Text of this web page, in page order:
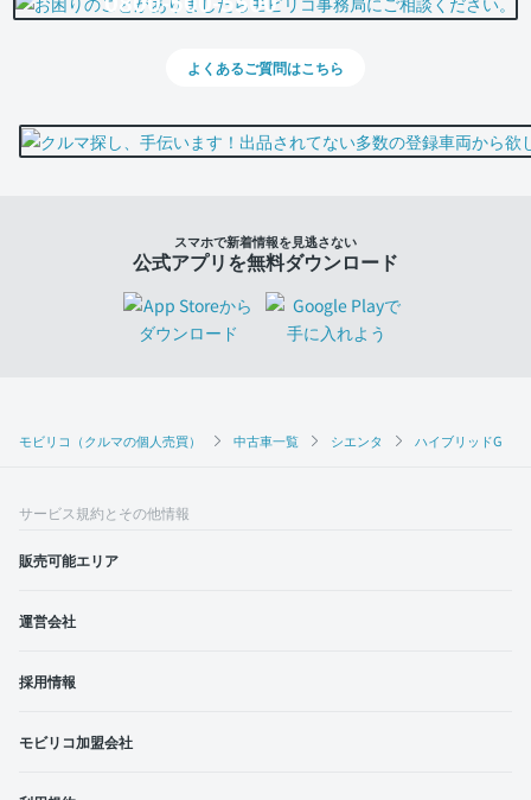
モビリコ（クルマの個人売買） 中古車一覧 シエンタ ハイブリッドG
よくあるご質問はこちら
スマホで新着情報を見逃さない
公式アプリを無料ダウンロード
サービス規約とその他情報
販売可能エリア
運営会社
採用情報
モビリコ加盟会社